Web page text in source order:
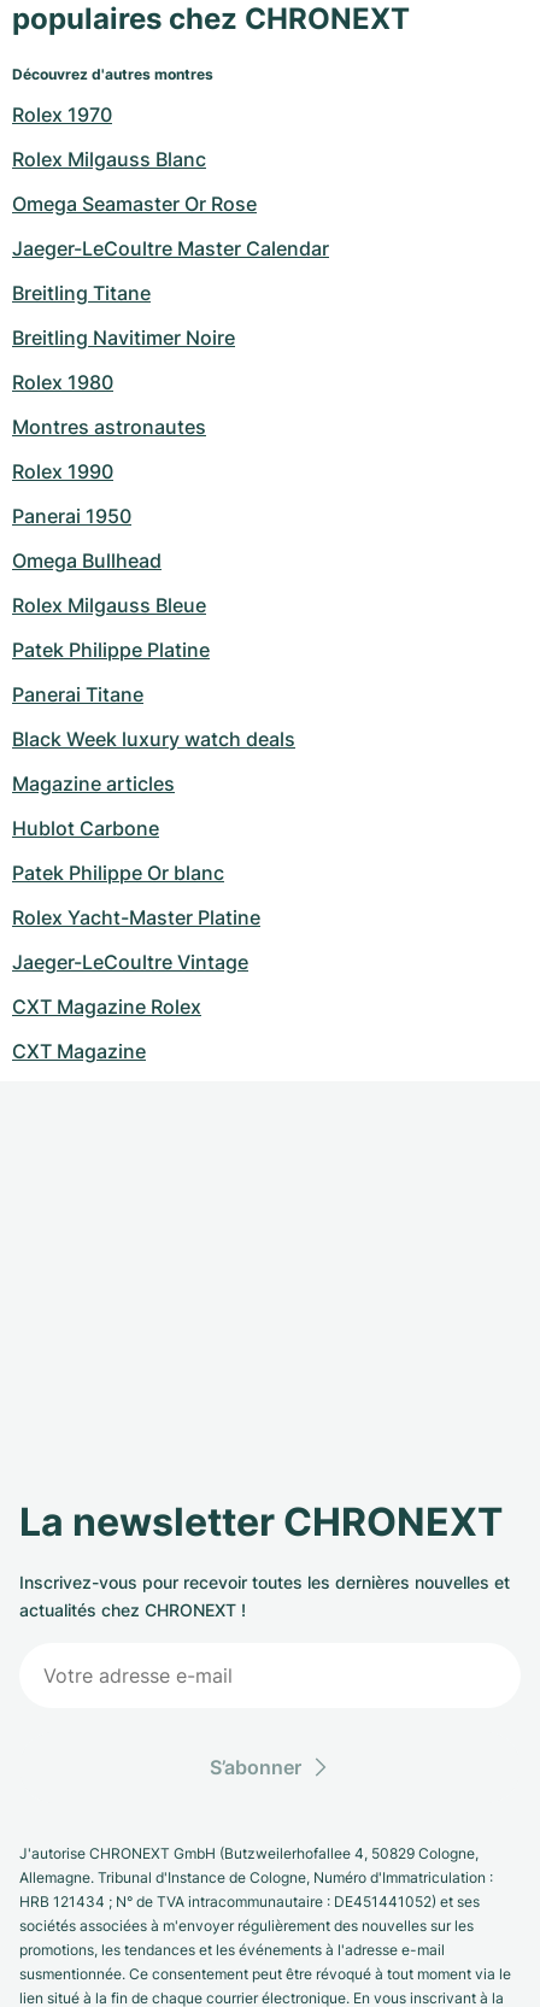
populaires chez CHRONEXT
Découvrez d'autres montres
Rolex 1970
Rolex Milgauss Blanc
Omega Seamaster Or Rose
Jaeger-LeCoultre Master Calendar
Breitling Titane
Breitling Navitimer Noire
Rolex 1980
Montres astronautes
Rolex 1990
Panerai 1950
Omega Bullhead
Rolex Milgauss Bleue
Patek Philippe Platine
Panerai Titane
Black Week luxury watch deals
Magazine articles
Hublot Carbone
Patek Philippe Or blanc
Rolex Yacht-Master Platine
Jaeger-LeCoultre Vintage
CXT Magazine Rolex
CXT Magazine
La newsletter CHRONEXT
Inscrivez-vous pour recevoir toutes les dernières nouvelles et
actualités chez CHRONEXT !
S’abonner
J'autorise CHRONEXT GmbH (Butzweilerhofallee 4, 50829 Cologne,
Allemagne. Tribunal d'Instance de Cologne, Numéro d'Immatriculation :
HRB 121434 ; N° de TVA intracommunautaire : DE451441052) et ses
sociétés associées à m'envoyer régulièrement des nouvelles sur les
promotions, les tendances et les événements à l'adresse e-mail
susmentionnée. Ce consentement peut être révoqué à tout moment via le
lien situé à la fin de chaque courrier électronique. En vous inscrivant à la